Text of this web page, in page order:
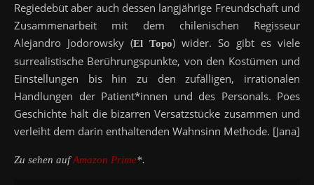
Regiedebüt aber auch dessen langjährige Freundschaft und
Zusammenarbeit mit dem chilenischen Regisseur
Alejandro Jodorowsky (El Topo) wider. So gibt es viele
surrealistische Berührungspunkte, von den Kostümen und
Einstellungen bis hin zu den zufälligen, irrationalen
Handlungen der Patient*innen und des Personals. Poes
Geschichte hält die bizarren Versatzstücke zusammen und
verleiht dem darin enthaltenden Wahnsinn Methode. [Jana]
Zu sehen aufAmazon Prime*.